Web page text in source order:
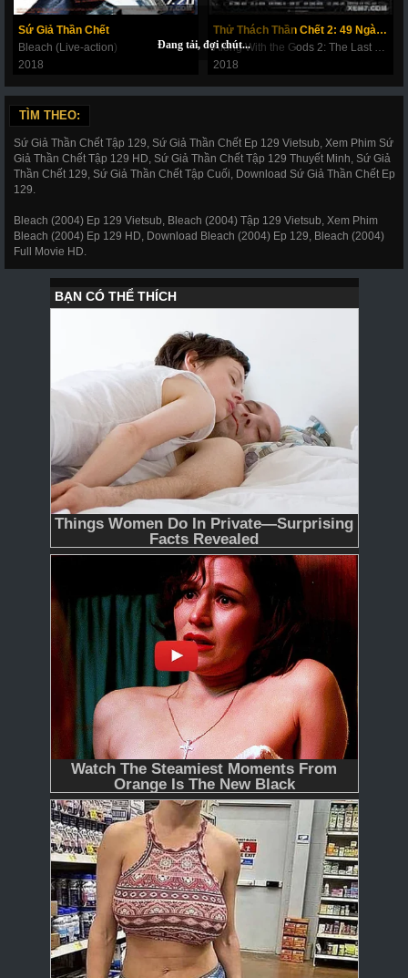
276 277 278 279 280 281 282
283 284 285 286 287 288 289
290
297 298 299 300 301 302 303
304 305 306 307 308 309 310
322 323 324 325 326 327 328
329 330 331 332 333 334 335
336 337 338 339 340 341 343
347
353 354 355
359 360 362
366 - Tập Cuối
Sứ Giả Thần Chết
Bleach (Live-action)
2018
Thử Thách Thần Chết 2: 49 Ngày Cuối Cùng
2018
TÌM THEO:
Sứ Giả Thần Chết Tập 129, Sứ Giả Thần Chết Ep 129 Vietsub, Xem Phim Sứ
Giả Thần Chết Tập 129 HD, Sứ Giả Thần Chết Tập 129 Thuyết Minh, Sứ Giả
Thần Chết 129, Sứ Giả Thần Chết Tập Cuối, Download Sứ Giả Thần Chết Ep
129.
Bleach (2004) Ep 129 Vietsub, Bleach (2004) Tập 129 Vietsub, Xem Phim
Bleach (2004) Ep 129 HD, Download Bleach (2004) Ep 129, Bleach (2004)
Full Movie HD.